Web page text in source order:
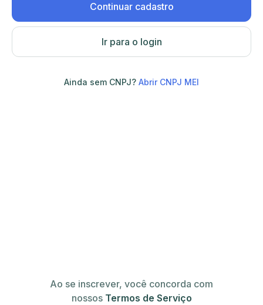
Continuar cadastro
Ir para o login
Ainda sem CNPJ? Abrir CNPJ MEI
Ao se inscrever, você concorda com
nossos Termos de Serviço